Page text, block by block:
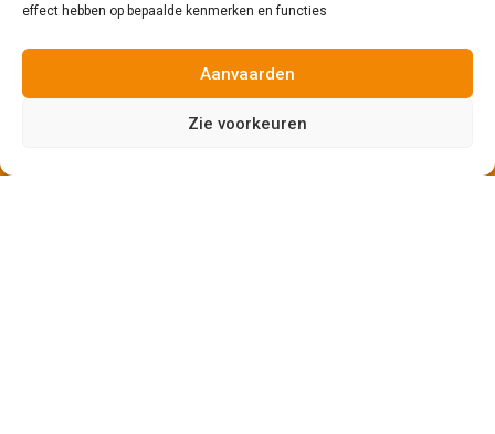
effect hebben op bepaalde kenmerken en functies
Aanvaarden
Zie voorkeuren